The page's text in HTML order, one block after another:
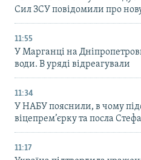
Сил ЗСУ повідомили про
11:55
У Марганці на
води. В уряді відреагували
11:34
У НАБУ пояснили, в чому
віцепрем’єрку та посла
11:17